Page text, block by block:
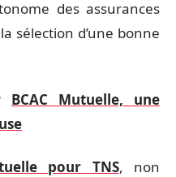
des assurances
sélection d’une bonne
BCAC Mutuelle, une
pour TNS, non